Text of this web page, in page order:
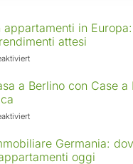
appartamenti in
attesi
für
in
Europa:
in
crescita
a Berlino con Case a
für
casa
a
Germania:
oggi